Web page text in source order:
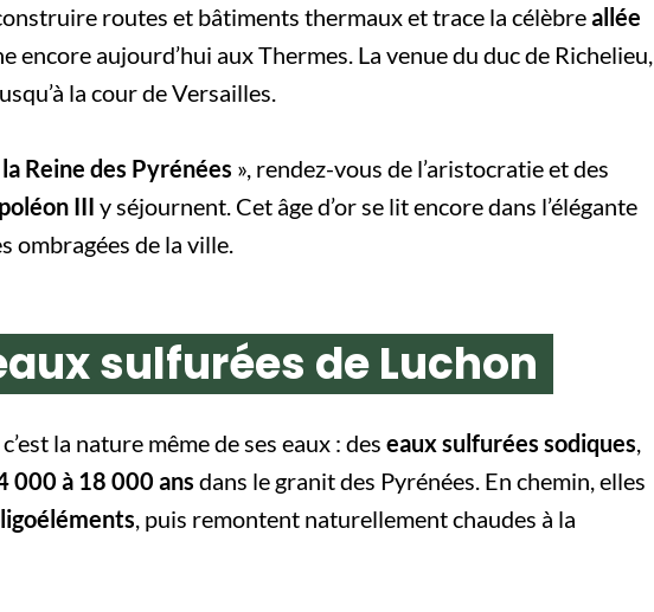
routes et bâtiments thermaux et trace la célèbreallée
encore aujourd’hui aux Thermes. La venue du duc de Richelieu,
la cour de Versailles.
la Reine des Pyrénées », rendez-vous de l’aristocratie et des
III y séjournent. Cet âge d’or se lit encore dans l’élégante
ombragées de la ville.
sulfurées de Luchon
la nature même de ses eaux : des eaux sulfurées sodiques,
000 à 18 000 ans dans le granit des Pyrénées. En chemin, elles
, puis remontent naturellement chaudes à la